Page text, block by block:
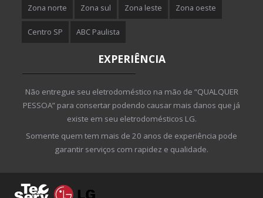
Zona norte Zona sul Zona leste Zona oeste
Centro SP ABC Paulista
EXPERIÊNCIA
Não entregue seu eletrodoméstico na mão de “QUALQUER
PESSOA” para consertar podendo causar mais danos que já
existe em seu eletrodomésticos LG.
Somente quem tem mais de 20 anos de experiência pode
garantir serviços com rapidez e qualidade.